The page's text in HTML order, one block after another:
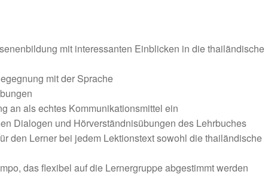
mit interessanten Einblicken in die thailändische
mit der Sprache
an als echtes Kommunikationsmittel ein
Dialogen und Hörverständnisübungen des Lehrbuches
den Lerner bei jedem Lektionstext sowohl die thailändische
das flexibel auf die Lernergruppe abgestimmt werden